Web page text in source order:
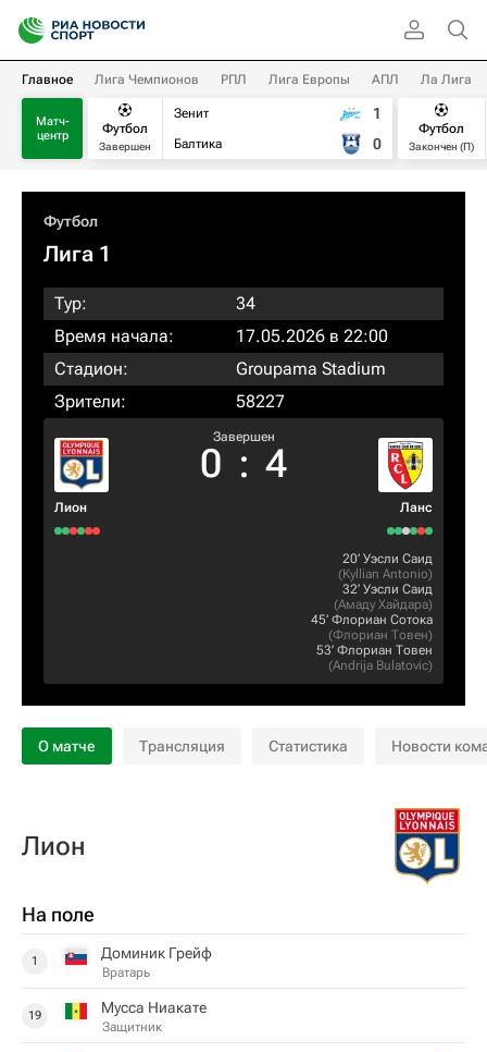
Главное Лига Чемпионов РПЛ Лига Европы АПЛ Ла Лига
Матч-
центр
Футбол
Завершен
Зенит
Балтика
1
0
Футбол
Закончен (П)
Футбол
Лига 1
Тур:
34
Время начала:
17.05.2026 в 22:00
Стадион:
Groupama Stadium
Зрители:
58227
Лион
Завершен
0 : 4
Ланс
20‎’‎ Уэсли Саид
(Kyllian Antonio)
32‎’‎ Уэсли Саид
(Амаду Хайдара)
45‎’‎ Флориан Сотока
(Флориан Товен)
53‎’‎ Флориан Товен
(Andrija Bulatovic)
О матче Трансляция Статистика Новости
Лион
На поле
1 Доминик Грейф
Вратарь
19 Мусса Ниакате
Защитник